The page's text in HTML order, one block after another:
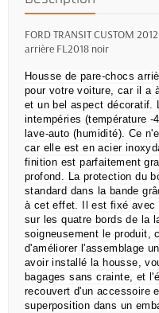
FORD TRANSIT CUSTOM
arrière FL2018 noir
Housse de pare-chocs
pour votre voiture, car il a
et un bel aspect décoratif.
intempéries (température -
lave-auto (humidité). Ce
car elle est en acier
finition est parfaitement
profond. La protection du
standard dans la bande
à cet effet.
Il est fixé
sur les quatre bords de la
soigneusement le produit,
d'améliorer l'assemblage
avoir installé la housse,
bagages sans crainte, et
recouvert d'un accessoire
superposition dans un